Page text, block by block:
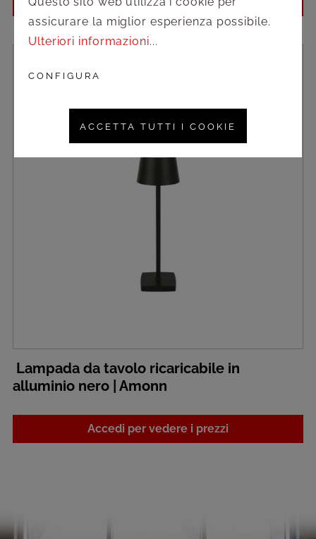
Lampada da tavolo ricaricabile in
alluminio nero | Amonn
Accedi per vedere i prezzi
assicurare la miglior esperienza possibile.
Ulteriori informazioni...
CONFIGURA
ACCETTA TUTTI I COOKIE